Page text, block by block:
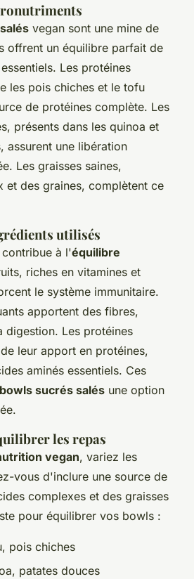
vegan sont une mine de
offrent un équilibre parfait de
essentiels. Les protéines
les pois chiches et le tofu
de protéines complète. Les
présents dans les quinoa et
assurent une libération
Les graisses saines,
et des graines, complètent ce
utilisés
à l'équilibre
riches en vitamines et
le système immunitaire.
apportent des fibres,
digestion. Les protéines
leur apport en protéines,
aminés essentiels. Ces
bowls sucrés salés une option
les repas
vegan, variez les
vous d'inclure une source de
complexes et des graisses
pour équilibrer vos bowls :
pois chiches
patates douces